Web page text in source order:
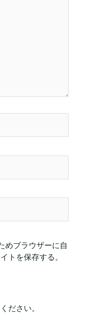
めブラウザーに自
トを保存する。
ださい。